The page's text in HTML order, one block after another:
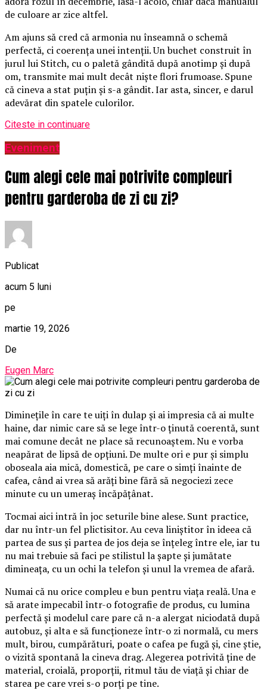
de culoare ar zice altfel.
Am ajuns să cred că armonia nu înseamnă o schemă
perfectă, ci coerența unei intenții. Un buchet construit în
jurul lui Stitch, cu o paletă gândită după anotimp și după
om, transmite mai mult decât niște flori frumoase. Spune
că cineva a stat puțin și s-a gândit. Iar asta, sincer, e darul
adevărat din spatele culorilor.
Citeste in continuare
Eveniment
Cum alegi cele mai potrivite compleuri
pentru garderoba de zi cu zi?
Publicat
acum 5 luni
pe
martie 19, 2026
De
Eugen Marc
Diminețile în care te uiți în dulap și ai impresia că ai multe
haine, dar nimic care să se lege într-o ținută coerentă, sunt
mai comune decât ne place să recunoaștem. Nu e vorba
neapărat de lipsă de opțiuni. De multe ori e pur și simplu
oboseala aia mică, domestică, pe care o simți înainte de
cafea, când ai vrea să arăți bine fără să negociezi zece
minute cu un umeraș încăpățânat.
Tocmai aici intră în joc seturile bine alese. Sunt practice,
dar nu într-un fel plictisitor. Au ceva liniștitor în ideea că
partea de sus și partea de jos deja se înțeleg între ele, iar tu
nu mai trebuie să faci pe stilistul la șapte și jumătate
dimineața, cu un ochi la telefon și unul la vremea de afară.
Numai că nu orice compleu e bun pentru viața reală. Una e
să arate impecabil într-o fotografie de produs, cu lumina
perfectă și modelul care pare că n-a alergat niciodată după
autobuz, și alta e să funcționeze într-o zi normală, cu mers
mult, birou, cumpărături, poate o cafea pe fugă și, cine știe,
o vizită spontană la cineva drag. Alegerea potrivită ține de
material, croială, proporții, ritmul tău de viață și chiar de
starea pe care vrei s-o porți pe tine.